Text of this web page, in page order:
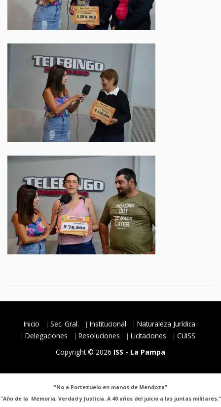
Inicio Sec. Gral. Institucional
Naturaleza Jurídica
Delegaciones
Resoluciones Licitaciones
CUISS
Copyright © 2026 ISS - La Pampa
“No a Portezuelo en manos de Mendoza”
"Año de la Memoria, Verdad y Justicia. A 40 años del juicio a las juntas militares."